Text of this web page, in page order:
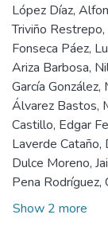
López Díaz,
Triviño
Fonseca Páez,
Ariza Barbosa,
García González,
Álvarez Bastos,
Castillo, Edgar
Laverde Cataño,
Dulce Moreno,
Pena Rodríguez,
Show 2 more